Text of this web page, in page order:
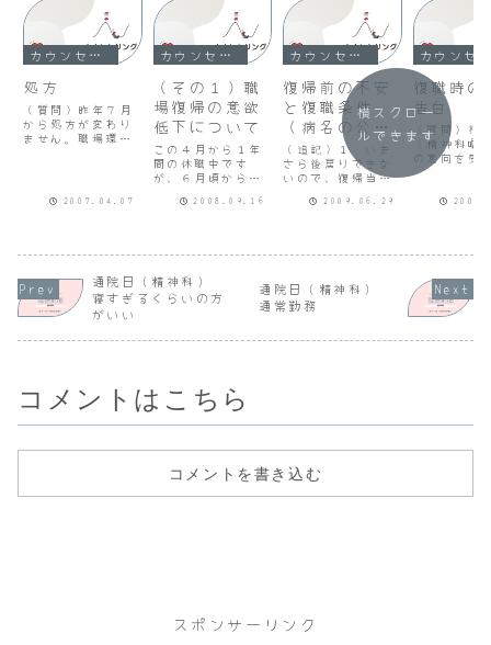
カウンセリング
処方
（質問）昨年７月
から処方が変わり
ません。職場環境
ようだと話して
も、いつも処方が
いいものでしょう
すべきでしょう
か。年齢 43歳通
院歴 2004.7...
2007.04.07
カウンセリング
（その１）職
場復帰の意欲
低下について
この４月から１年
間の休職中です
が、６月頃から躁
これまでに経験し
たり、外出中に攻
撃的な正義感を発
揮してあちこちで
2008.09.16
カウンセリング
復帰前の不安
と復職条件
（病名の公表
と謝罪）
（２）
（追記）１ いま
さら後戻りできな
いので、復帰当初
頑張ります。２
をもって行うつも
りですが、病名の
2009.06.29
復職時の
告白
（質問）相
（精神科嘱
の意向を受
場上司が復
相談員と妻
務を守らず
って産業医
に振る舞っ
す。相談員
休...
横スクロー
ルできます
通院日（精神科）
寝すぎるくらいの方
がいい
通院日（精神科）
通常勤務
コメントはこちら
コメントを書き込む
スポンサーリンク